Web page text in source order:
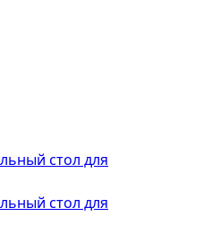
стол для
стол для